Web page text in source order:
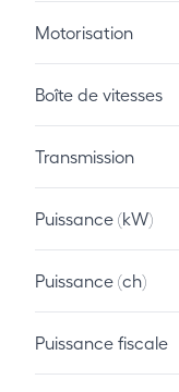
Motorisation
Boîte de vitesses
Transmission
Puissance (kW)
Puissance (ch)
Puissance fiscale